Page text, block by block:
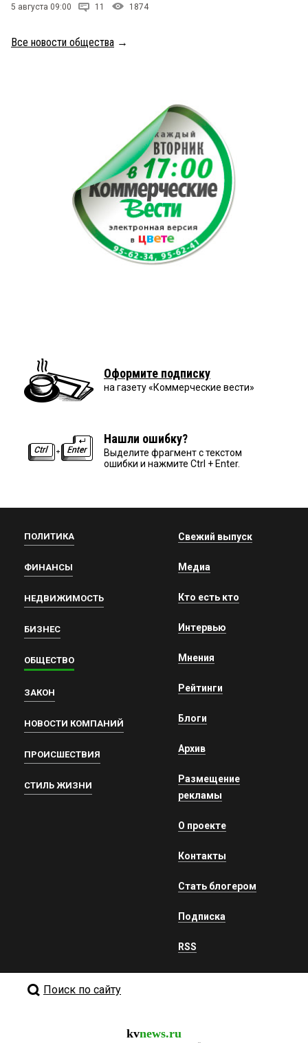
5 августа 09:00 11 1874
Все новости общества →
Оформите подписку
на газету «Коммерческие вести»
Нашли ошибку?
Выделите фрагмент с текстом
ошибки и нажмите Ctrl + Enter.
ПОЛИТИКА
ФИНАНСЫ
НЕДВИЖИМОСТЬ
БИЗНЕС
ОБЩЕСТВО
ЗАКОН
НОВОСТИ КОМПАНИЙ
ПРОИСШЕСТВИЯ
СТИЛЬ ЖИЗНИ
Свежий выпуск
Медиа
Кто есть кто
Интервью
Мнения
Рейтинги
Блоги
Архив
Размещение
рекламы
О проекте
Контакты
Стать блогером
Подписка
RSS
Поиск по сайту
kvnews.ru